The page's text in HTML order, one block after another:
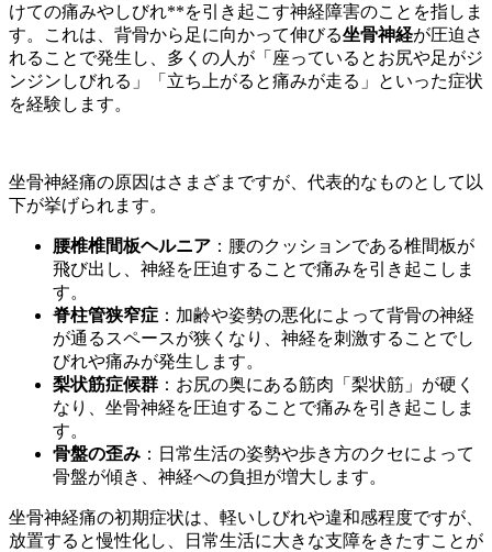
けての痛みやしびれ**を引き起こす神経障害のことを指しま
す。これは、背骨から足に向かって伸びる坐骨神経が圧迫さ
れることで発生し、多くの人が「座っているとお尻や足がジ
ンジンしびれる」「立ち上がると痛みが走る」といった症状
を経験します。
坐骨神経痛の原因はさまざまですが、代表的なものとして以
下が挙げられます。
腰椎椎間板ヘルニア ：腰のクッションである椎間板が
飛び出し、神経を圧迫することで痛みを引き起こしま
す。
脊柱管狭窄症 ：加齢や姿勢の悪化によって背骨の神経
が通るスペースが狭くなり、神経を刺激することでし
びれや痛みが発生します。
梨状筋症候群 ：お尻の奥にある筋肉「梨状筋」が硬く
なり、坐骨神経を圧迫することで痛みを引き起こしま
す。
骨盤の歪み ：日常生活の姿勢や歩き方のクセによって
骨盤が傾き、神経への負担が増大します。
坐骨神経痛の初期症状は、軽いしびれや違和感程度ですが、
放置すると慢性化し、日常生活に大きな支障をきたすことが